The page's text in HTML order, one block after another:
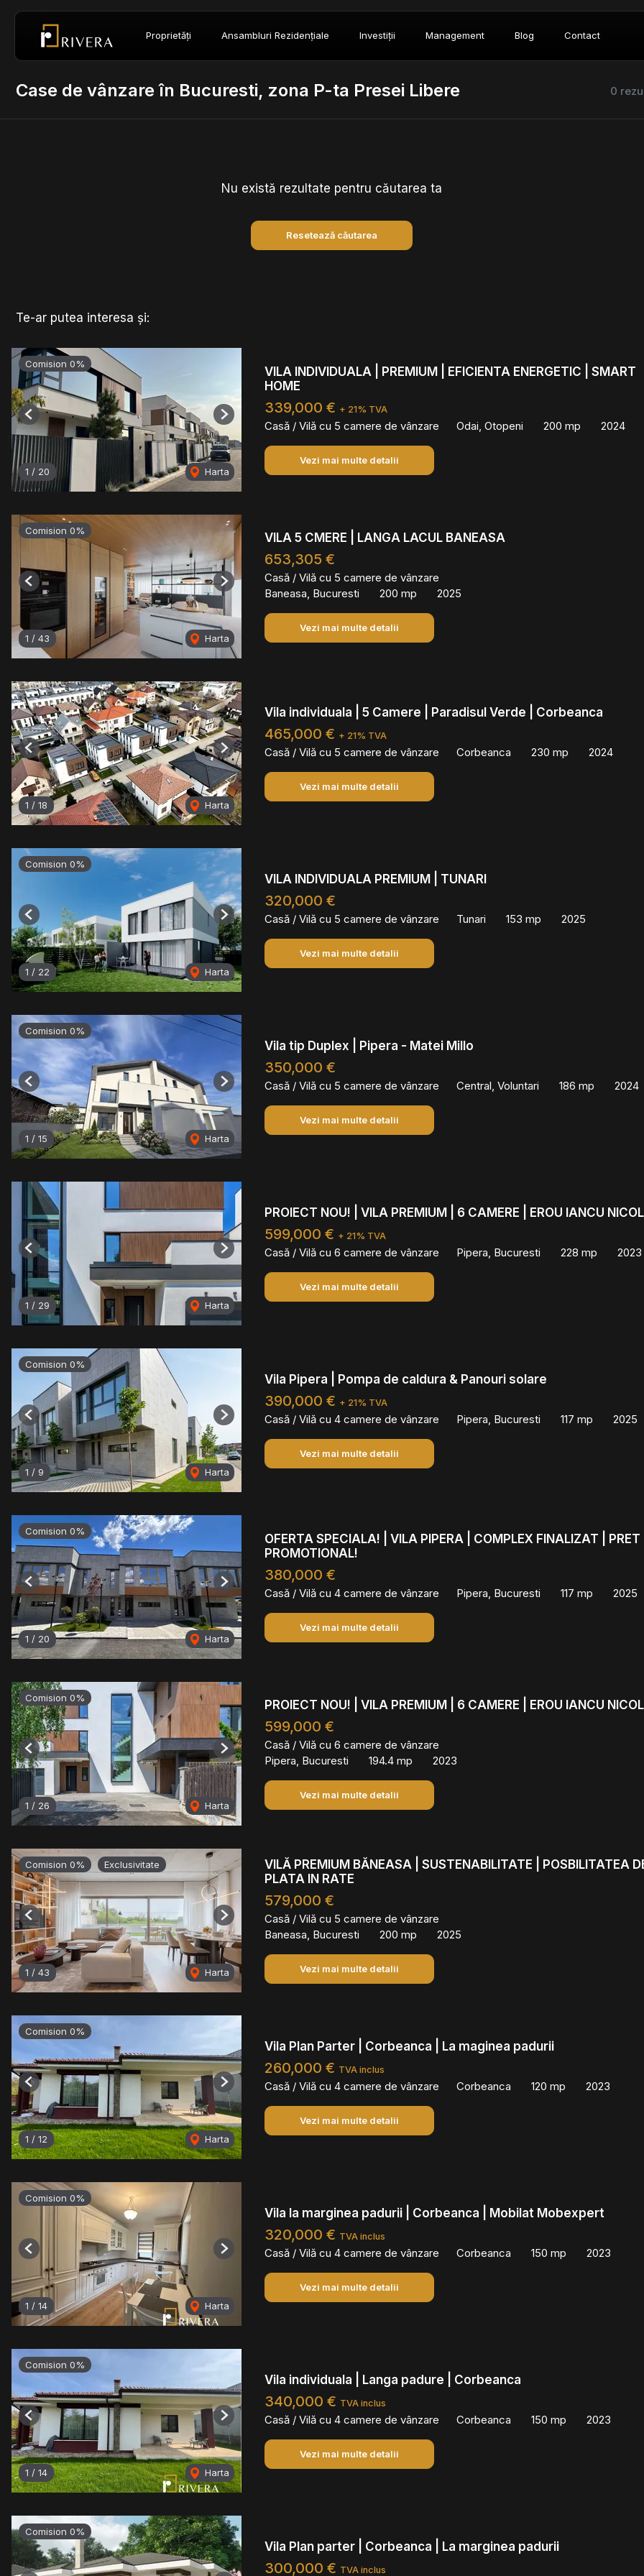
Proprietăți Ansambluri Rezidențiale Investiții Management Blog Contact
0
Case de vânzare în Bucuresti, zona P-ta Presei Libere
Nu există rezultate pentru căutarea ta
Resetează căutarea
Te-ar putea interesa și:
Comision 0%
1 / 20 Harta
Previous Next
VILA INDIVIDUALA | PREMIUM | EFICIENTA ENERGETIC | SMART
HOME
339,000 € + 21% TVA
Casă / Vilă cu 5 camere de vânzare Odai, Otopeni 200 mp 2024
Vezi mai multe detalii
Comision 0%
1 / 43 Harta
Previous Next
VILA 5 CMERE | LANGA LACUL BANEASA
653,305 €
Casă / Vilă cu 5 camere de vânzare
Baneasa, Bucuresti
200 mp 2025
Vezi mai multe detalii
1 / 18 Harta
Previous Next
Vila individuala | 5 Camere | Paradisul Verde | Corbeanca
465,000 € + 21% TVA
Casă / Vilă cu 5 camere de vânzare Corbeanca 230 mp 2024
Vezi mai multe detalii
Comision 0%
1 / 22 Harta
Previous Next
VILA INDIVIDUALA PREMIUM | TUNARI
320,000 €
Casă / Vilă cu 5 camere de vânzare Tunari 153 mp 2025
Vezi mai multe detalii
Comision 0%
1 / 15 Harta
Previous Next
Vila tip Duplex | Pipera - Matei Millo
350,000 €
Casă / Vilă cu 5 camere de vânzare Central, Voluntari 186 mp 2024
Vezi mai multe detalii
1 / 29 Harta
Previous Next
PROIECT NOU! | VILA PREMIUM | 6 CAMERE | EROU IANCU
599,000 € + 21% TVA
Casă / Vilă cu 6 camere de vânzare Pipera, Bucuresti 228 mp 2023
Vezi mai multe detalii
Comision 0%
1 / 9 Harta
Previous Next
Vila Pipera | Pompa de caldura & Panouri solare
390,000 € + 21% TVA
Casă / Vilă cu 4 camere de vânzare Pipera, Bucuresti 117 mp 2025
Vezi mai multe detalii
Comision 0%
1 / 20 Harta
Previous Next
OFERTA SPECIALA! | VILA PIPERA | COMPLEX FINALIZAT | PRET
PROMOTIONAL!
380,000 €
Casă / Vilă cu 4 camere de vânzare Pipera, Bucuresti 117 mp 2025
Vezi mai multe detalii
Comision 0%
1 / 26 Harta
Previous Next
PROIECT NOU! | VILA PREMIUM | 6 CAMERE | EROU IANCU
599,000 €
Casă / Vilă cu 6 camere de vânzare
Pipera, Bucuresti
194.4 mp 2023
Vezi mai multe detalii
Comision 0% Exclusivitate
1 / 43 Harta
Previous Next
VILĂ PREMIUM BĂNEASA | SUSTENABILITATE | POSBILITATEA
PLATA IN RATE
579,000 €
Casă / Vilă cu 5 camere de vânzare
Baneasa, Bucuresti
200 mp 2025
Vezi mai multe detalii
Comision 0%
1 / 12 Harta
Previous Next
Vila Plan Parter | Corbeanca | La maginea padurii
260,000 € TVA inclus
Casă / Vilă cu 4 camere de vânzare Corbeanca 120 mp 2023
Vezi mai multe detalii
Comision 0%
1 / 14 Harta
Previous Next
Vila la marginea padurii | Corbeanca | Mobilat Mobexpert
320,000 € TVA inclus
Casă / Vilă cu 4 camere de vânzare Corbeanca 150 mp 2023
Vezi mai multe detalii
Comision 0%
1 / 14 Harta
Previous Next
Vila individuala | Langa padure | Corbeanca
340,000 € TVA inclus
Casă / Vilă cu 4 camere de vânzare Corbeanca 150 mp 2023
Vezi mai multe detalii
Comision 0%
Vila Plan parter | Corbeanca | La marginea padurii
300,000 € TVA inclus